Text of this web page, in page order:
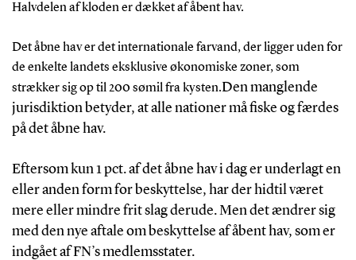
Halvdelen af kloden er dækket af åbent hav.
Det åbne hav er det internationale farvand, der ligger uden for
de enkelte landets eksklusive økonomiske zoner, som
strækker sig op til 200 sømil fra kysten.Den manglende
jurisdiktion betyder, at alle nationer må fiske og færdes
på det åbne hav.
Eftersom kun 1 pct. af det åbne hav i dag er underlagt en
eller anden form for beskyttelse, har der hidtil været
mere eller mindre frit slag derude. Men det ændrer sig
med den nye aftale om beskyttelse af åbent hav, som er
indgået af FN’s medlemsstater.